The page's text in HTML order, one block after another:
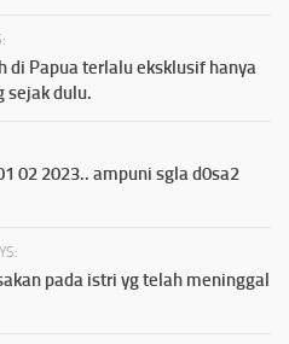
di Papua terlalu eksklusif hanya
sejak dulu.
02 2023.. ampuni sgla d0sa2
pada istri yg telah meninggal